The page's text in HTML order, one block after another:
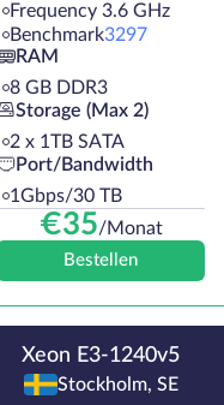
Frequency 3.6 GHz
Benchmark3297
RAM
8 GB DDR3
Storage (Max 2)
2 х 1TB SATA
Port/Bandwidth
1Gbps/30 TB
€35/Monat
Bestellen
Xeon E3-1240v5
Stockholm, SE